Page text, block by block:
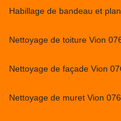
Habillage de bandeau et
Nettoyage de toiture Vion
Nettoyage de façade Vion
Nettoyage de muret Vion